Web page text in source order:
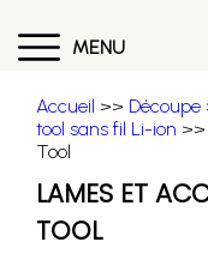
MENU
Accueil >> Découpe
tool sans fil Li-ion
Tool
LAMES ET
TOOL